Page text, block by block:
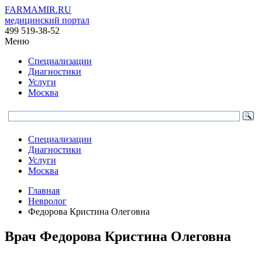
FARMAMIR.RU
медицинский портал
499 519-38-52
Меню
Специализации
Диагностики
Услуги
Москва
Специализации
Диагностики
Услуги
Москва
Главная
Невролог
Федорова Кристина Олеговна
Врач Федорова Кристина Олеговна